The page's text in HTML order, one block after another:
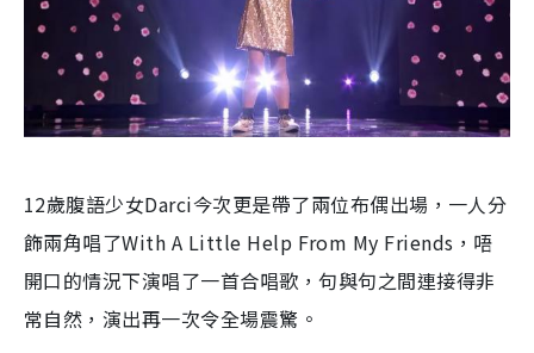
12歲腹語少女Darci今次更是帶了兩位布偶出場，一人分
飾兩角唱了With A Little Help From My Friends，唔
開口的情況下演唱了一首合唱歌，句與句之間連接得非
常自然，演出再一次令全場震驚。